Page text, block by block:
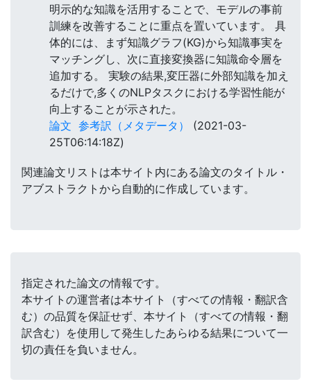
明示的な知識を活用することで、モデルの事前
訓練を改善することに重点を置いています。 具
体的には、まず知識グラフ(KG)から知識事実を
マッチングし、次に直接変換器に知識命令層を
追加する。 実験の結果,変圧器に外部知識を加え
るだけで,多くのNLPタスクにおける学習性能が
向上することが示された。
論文 参考訳（メタデータ）
(2021-03-
25T06:14:18Z)
関連論文リストは本サイト内にある論文のタイトル・
アブストラクトから自動的に作成しています。
指定された論文の情報です。
本サイトの運営者は本サイト（すべての情報・翻訳含
む）の品質を保証せず、本サイト（すべての情報・翻
訳含む）を使用して発生したあらゆる結果について一
切の責任を負いません。